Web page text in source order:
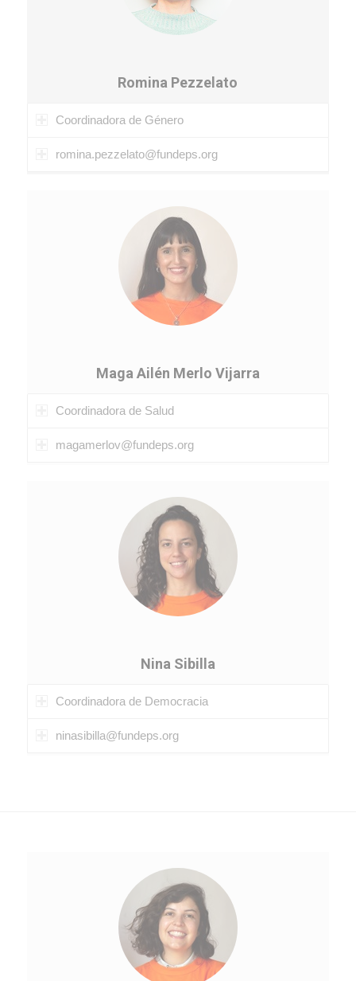
Romina Pezzelato
Coordinadora de Género
romina.pezzelato@fundeps.org
Maga Ailén Merlo Vijarra
Coordinadora de Salud
magamerlov@fundeps.org
Nina Sibilla
Coordinadora de Democracia
ninasibilla@fundeps.org